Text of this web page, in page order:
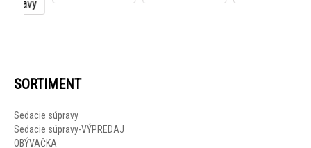
SORTIMENT
Sedacie súpravy
Sedacie súpravy-VÝPREDAJ
OBÝVAČKA